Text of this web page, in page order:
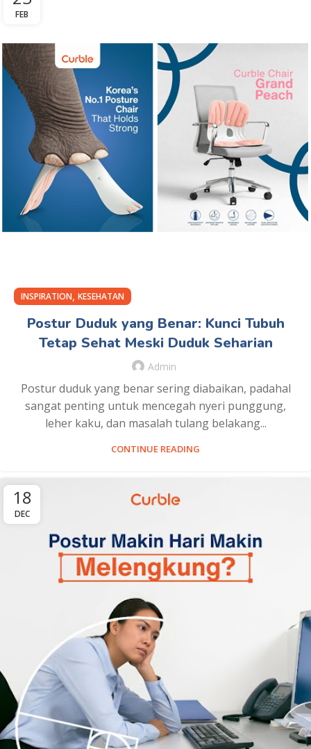
FEB
INSPIRATION, KESEHATAN
Postur Duduk yang Benar: Kunci Tubuh
Tetap Sehat Meski Duduk Seharian
Admin
Postur duduk yang benar sering diabaikan, padahal
sangat penting untuk mencegah nyeri punggung,
leher kaku, dan masalah tulang belakang...
CONTINUE READING
18
DEC